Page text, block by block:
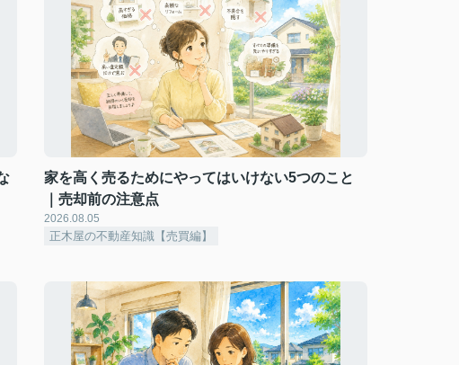
家を高く売るためにやってはいけない5つのこと
｜売却前の注意点
2026.08.05
正木屋の不動産知識【売買編】